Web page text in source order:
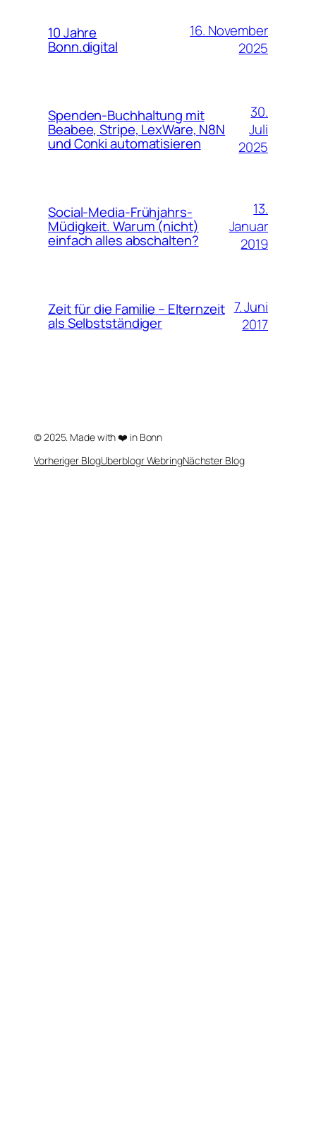
10 Jahre
Bonn.digital
16. November
2025
Spenden-Buchhaltung mit
Beabee, Stripe, LexWare, N8N
und Conki automatisieren
30.
Juli
2025
Social-Media-Frühjahrs-
Müdigkeit. Warum (nicht)
einfach alles abschalten?
13.
Januar
2019
Zeit für die Familie – Elternzeit
als Selbstständiger
7. Juni
2017
© 2025. Made with ❤️ in Bonn
Vorheriger BlogUberblogr WebringNächster Blog